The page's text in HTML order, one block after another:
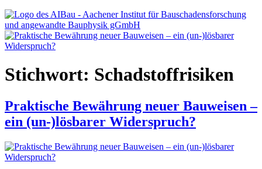
AIBau – Aachener Institut für Bauschadensforschung und
Stichwort: Schadstoffrisiken
Praktische Bewährung neuer Bauweisen –
ein (un-)lösbarer Widerspruch?